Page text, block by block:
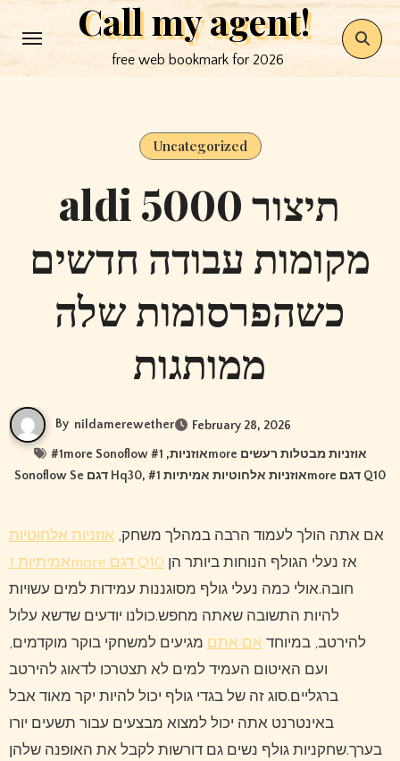
to
Call my agent!
free web bookmark for 2026
Uncategorized
aldi תיצור 5000
מקומות עבודה חדשים
כשהפרסומות שלה
ממותגות
By nildamerewether February 28, 2026
# 1more Sonoflow אוזניות, # 1more אוזניות מבטלות רעשים
Sonoflow Se דגם Hq30, # אוזניות אלחוטיות אמיתיות 1more דגם Q10
אם אתה הולך לעמוד הרבה במהלך משחק, אוזניות אלחוטיות
אמיתיות 1more דגם Q10
חובה.אולי כמה נעלי גולף מסוגננות עמידות למים עשויות
להיות התשובה שאתה מחפש.כולנו יודעים שדשא עלול
להירטב, במיוחד אם אתם מגיעים למשחקי בוקר מוקדמים,
ועם האיטום העמיד למים לא תצטרכו לדאוג להירטב
ברגליים.סוג זה של בגדי גולף יכול להיות יקר מאוד אבל
באינטרנט אתה יכול למצוא מבצעים עבור תשעים יורו
בערך.שחקניות גולף נשים גם דורשות לקבל את האופנה שלהן